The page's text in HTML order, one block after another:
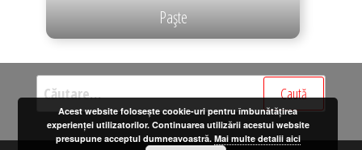
Paşte
Caută
după:Acest website folosește cookie-uri pentru îmbunătățirea
experienței utilizatorilor. Continuarea utilizării acestui website
presupune acceptul dumneavoastră. Mai multe detalii aici